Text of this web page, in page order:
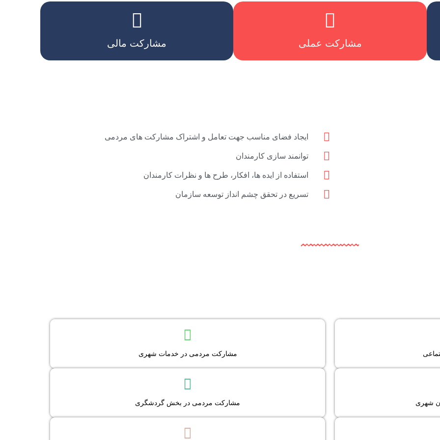
مشارکت عملی
،گردشگری ، خدمات شهری ، محیط زیست و عمرانی
مشارکت مالی
افراد توانمند و خیر در شهر به هر میزان استفاده گردد.
ایجاد فضای مناسب جهت تعامل و اشتراک مشارکت های مردمی
توانمند سازی کارمندان
استفاده از ایده ها، افکار، طرح ها و نظرات کارمندان
تسریع در تحقق چشم انداز توسعه سازمان
شهری
عمرانی
مشارکت مردمی در خدمات شهری
ثبت نام همیار شهر
مشارکت مردمی در بخش گردشگری
لیست تورهای گردشگری
درخواست مجوز برگزاری تورهای درون شهری
معرفی کارآفرینان شهر